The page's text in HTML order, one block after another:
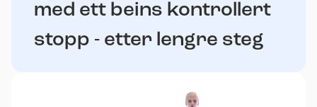
med ett beins kontrollert
stopp - etter lengre steg